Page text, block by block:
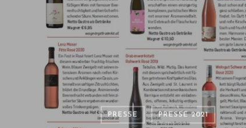
PRESSE PRESSE 2021